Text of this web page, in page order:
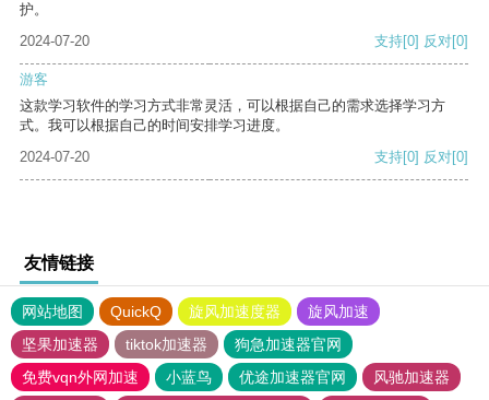
护。
2024-07-20
支持[0] 反对[0]
游客
这款学习软件的学习方式非常灵活，可以根据自己的需求选择学习方
式。我可以根据自己的时间安排学习进度。
2024-07-20
支持[0] 反对[0]
友情链接
网站地图 QuickQ 旋风加速度器
旋风加速
坚果加速器
tiktok加速器
狗急加速器官网
免费vqn外网加速
小蓝鸟 优途加速器官网
风驰加速器